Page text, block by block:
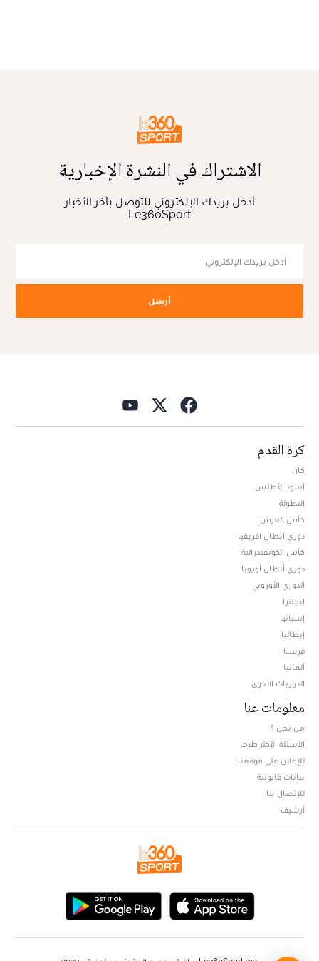
الاشتراك في النشرة الإخبارية
أدخل بريدك الإلكتروني للتوصل بآخر الأخبار
Le360Sport
أرسل
كرة القدم
كان
أسود الأطلس
البطولة
كأس العرش
دوري أبطال افريقيا
كأس الكونفيدرالية
دوري أبطال أوروبا
الدوري الأوروبي
إنجلترا
إسبانيا
إيطاليا
فرنسا
ألمانيا
الدوريات الأخرى
معلومات عنا
من نحن ؟
الأسئلة الأكثر طرحا
للإعلان على موقعنا
بيانات قانونية
للإتصال بنا
أرشيف